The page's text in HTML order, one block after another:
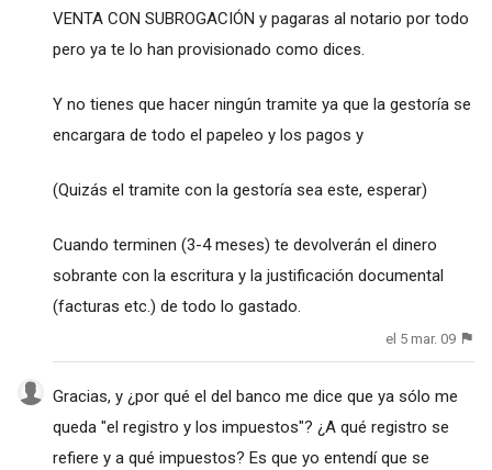
VENTA CON SUBROGACIÓN y pagaras al notario por todo
pero ya te lo han provisionado como dices.
Y no tienes que hacer ningún tramite ya que la gestoría se
encargara de todo el papeleo y los pagos y
(Quizás el tramite con la gestoría sea este, esperar)
Cuando terminen (3-4 meses) te devolverán el dinero
sobrante con la escritura y la justificación documental
(facturas etc.) de todo lo gastado.
el 5 mar. 09
Gracias, y ¿por qué el del banco me dice que ya sólo me
queda "el registro y los impuestos"? ¿A qué registro se
refiere y a qué impuestos? Es que yo entendí que se